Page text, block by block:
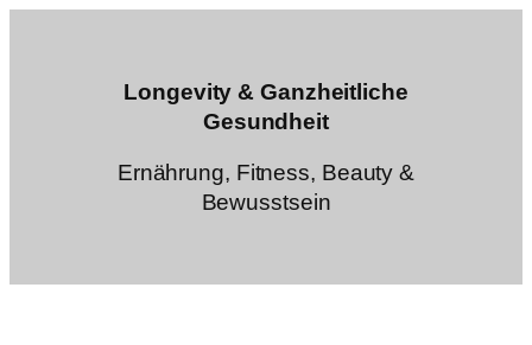
Longevity & Ganzheitliche
Gesundheit
Ernährung, Fitness, Beauty &
Bewusstsein